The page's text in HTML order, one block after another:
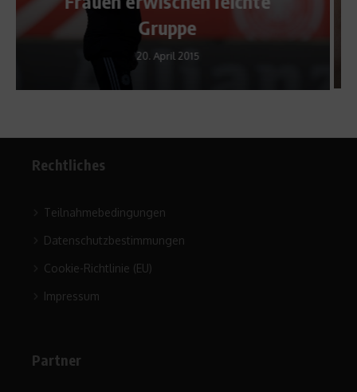
will zunehmen!
Rechtliches
Teilnahmebedingungen
Datenschutzbestimmungen
Cookie-Richtlinie (EU)
Impressum
Partner